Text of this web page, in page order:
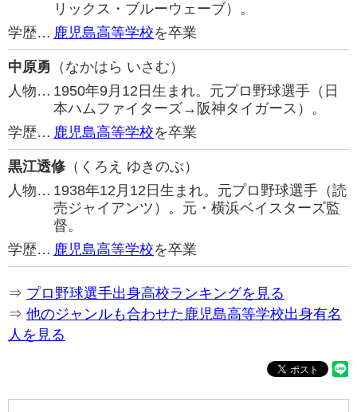
リックス・ブルーウェーブ）。
学歴… 鹿児島高等学校を卒業
中原勇 （なかはら いさむ）
人物… 1950年9月12日生まれ。元プロ野球選手（日
本ハムファイターズ→阪神タイガース）。
学歴… 鹿児島高等学校を卒業
黒江透修（くろえ ゆきのぶ）
人物… 1938年12月12日生まれ。元プロ野球選手（読
売ジャイアンツ）。元・横浜ベイスターズ監
督。
学歴… 鹿児島高等学校を卒業
⇒ プロ野球選手出身高校ランキングを見る
⇒ 他のジャンルも合わせた鹿児島高等学校出身有名
人を見る